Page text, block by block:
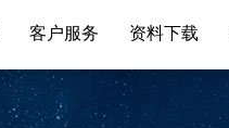
客户服务 资料下载